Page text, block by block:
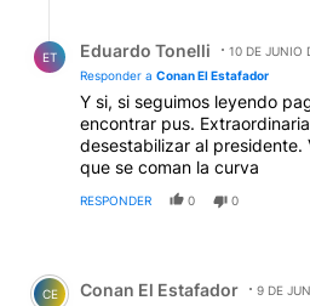
ET Eduardo Tonelli
10 DE JUNIO
Responder a Conan El Estafador
Y si, si seguimos leyendo
encontrar pus.
desestabilizar al presidente.
que se coman la curva
RESPONDER 0 0
Comentario de Conan El
CE Conan El Estafador 9 DE